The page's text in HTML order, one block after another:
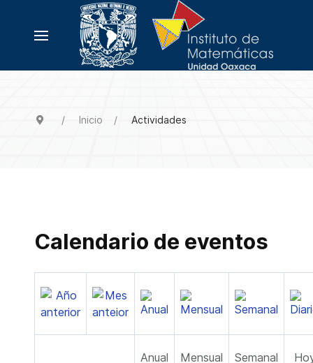
Inicio Actividades
Calendario de eventos
Anual Mensual Semanal